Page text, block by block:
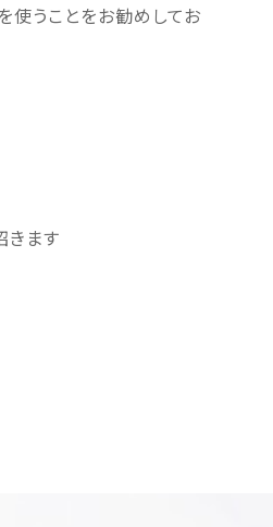
使うことをお勧めしてお
きます